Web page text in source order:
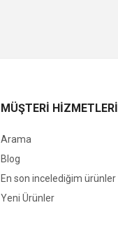
MÜŞTERI HIZMETLERI
Arama
Blog
En son incelediğim ürünler
Yeni Ürünler